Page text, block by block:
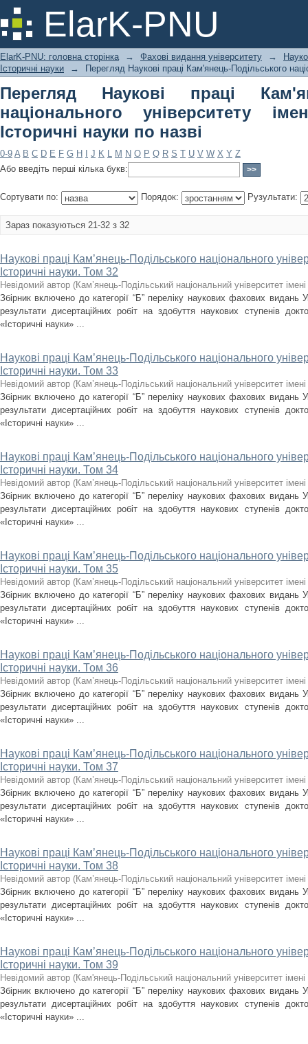
ElarK-PNU
Перегляд Наукові праці Кам'янець-
імені Івана Огієнка. Історичні науки
ElarK-PNU: головна сторінка → Фахові видання університету →
Історичні науки
→ Перегляд Наукові праці Кам'янець-Подільського
Перегляд Наукові праці
національного університету
Історичні науки по назві
0-9 A B C D E F G H J K L M N O P Q R S T U V W X Y Z
Або введіть перші кілька букв:
Сортувати по: Порядок: Рузультати:
Зараз показуються 21-32 з 32
Наукові праці Кам’янець-Подільського національного
Історичні науки. Том 32
Невідомий автор (Кам’янець-Подільський національний університет
Збірник включено до категорії “Б” переліку наукових фахових видань
результати дисертаційних робіт на здобуття наукових ступенів
«Історичні науки» ...
Наукові праці Кам’янець-Подільського національного
Історичні науки. Том 33
Невідомий автор (Кам’янець-Подільський національний університет
Збірник включено до категорії “Б” переліку наукових фахових видань
результати дисертаційних робіт на здобуття наукових ступенів
«Історичні науки» ...
Наукові праці Кам’янець-Подільського національного
Історичні науки. Том 34
Невідомий автор (Кам’янець-Подільський національний університет
Збірник включено до категорії “Б” переліку наукових фахових видань
результати дисертаційних робіт на здобуття наукових ступенів
«Історичні науки» ...
Наукові праці Кам’янець-Подільського національного
Історичні науки. Том 35
Невідомий автор (Кам’янець-Подільський національний університет
Збірник включено до категорії “Б” переліку наукових фахових видань
результати дисертаційних робіт на здобуття наукових ступенів
«Історичні науки» ...
Наукові праці Кам’янець-Подільського національного
Історичні науки. Том 36
Невідомий автор (Кам’янець-Подільський національний університет
Збірник включено до категорії “Б” переліку наукових фахових видань
результати дисертаційних робіт на здобуття наукових ступенів
«Історичні науки» ...
Наукові праці Кам’янець-Подільського національного
Історичні науки. Том 37
Невідомий автор (Кам’янець-Подільський національний університет
Збірник включено до категорії “Б” переліку наукових фахових видань
результати дисертаційних робіт на здобуття наукових ступенів
«Історичні науки» ...
Наукові праці Кам’янець-Подільського національного
Історичні науки. Том 38
Невідомий автор (Кам’янець-Подільський національний університет
Збірник включено до категорії “Б” переліку наукових фахових видань
результати дисертаційних робіт на здобуття наукових ступенів
«Історичні науки» ...
Наукові праці Кам’янець-Подільського національного
Історичні науки. Том 39
Невідомий автор (Кам'янець-Подільський національний університет імені
Збірник включено до категорії “Б” переліку наукових фахових видань
результати дисертаційних робіт на здобуття наукових ступенів
«Історичні науки» ...